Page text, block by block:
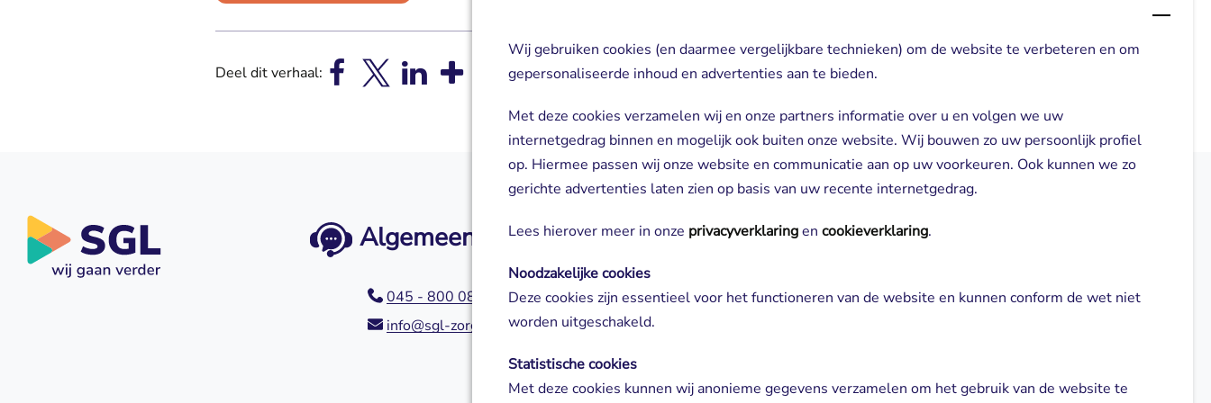
Wij gebruiken cookies (en daarmee vergelijkbare technieken) om de website te verbeteren en om
gepersonaliseerde inhoud en advertenties aan te bieden.
Met deze cookies verzamelen wij en onze partners informatie over u en volgen we uw
internetgedrag binnen en mogelijk ook buiten onze website. Wij bouwen zo uw persoonlijk profiel
op. Hiermee passen wij onze website en communicatie aan op uw voorkeuren. Ook kunnen we zo
gerichte advertenties laten zien op basis van uw recente internetgedrag.
Lees hierover meer in onze privacyverklaringen cookieverklaring.
Noodzakelijke cookies
Deze cookies zijn essentieel voor het functioneren van de website en kunnen conform de wet niet
worden uitgeschakeld.
Statistische cookies
Met deze cookies kunnen wij anonieme gegevens verzamelen om het gebruik van de website te
Deel dit verhaal:
Algemeen
045 - 800 0800
info@sgl-zorg.nl
Zorg of aanmelden
045 - 800 0580
Locaties